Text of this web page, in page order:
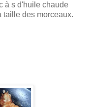
à s d'huile chaude
taille des morceaux.